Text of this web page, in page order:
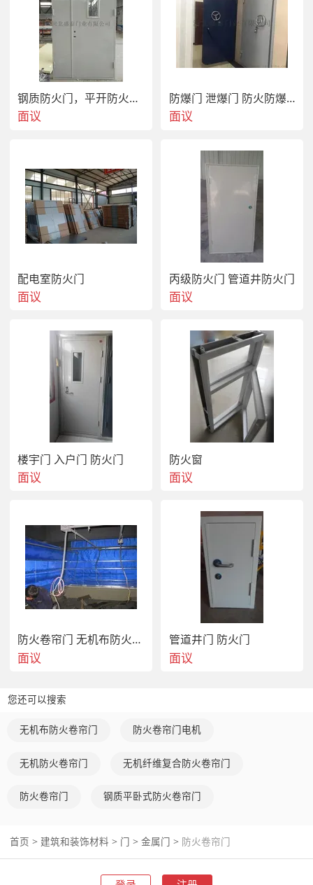
钢质防火门，平开防火门，乙级防火门
面议
防爆门 泄爆门 防火防爆门 密闭门 抗爆门
面议
配电室防火门
面议
丙级防火门 管道井防火门
面议
楼宇门 入户门 防火门
面议
防火窗
面议
防火卷帘门 无机布防火卷帘门
面议
管道井门 防火门
面议
您还可以搜索
无机布防火卷帘门 防火卷帘门电机
无机防火卷帘门 无机纤维复合防火卷帘门
防火卷帘门 钢质平卧式防火卷帘门
首页 > 建筑和装饰材料 > 门 > 金属门 > 防火卷帘门